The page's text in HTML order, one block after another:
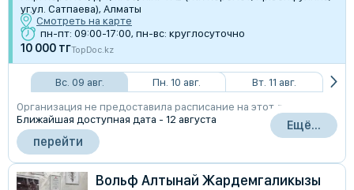
уг.ул. Сатпаева), Алматы
Смотреть на карте
пн-пт: 09:00-17:00, пн-вс: круглосуточно
10 000 тгTopDoc.kz
Вс. 09 авг. Пн. 10 авг.
Вт. 11 авг.
Организация не предоставила расписание на этот день
Ближайшая доступная дата - 12 августа
перейти
Ещё...
Вольф Алтынай Жардемгаликызы